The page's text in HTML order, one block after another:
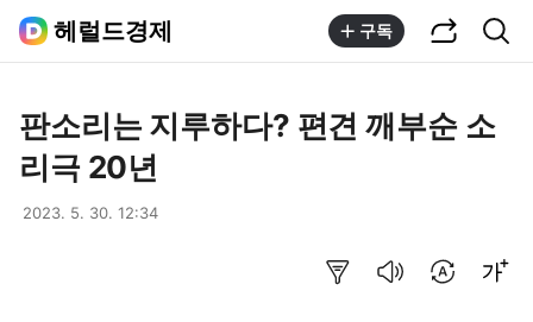
헤럴드경제 구독
판소리는 지루하다? 편견 깨부순 소
리극 20년
2023. 5. 30. 12:34